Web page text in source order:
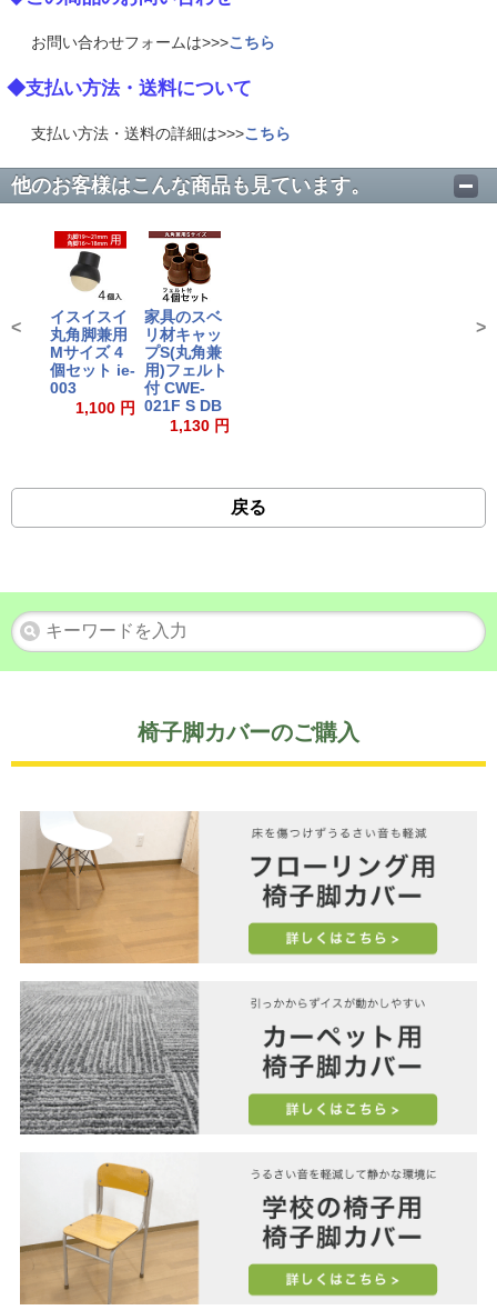
お問い合わせフォームは>>>こちら
◆支払い方法・送料について
支払い方法・送料の詳細は>>>こちら
他のお客様はこんな商品も見ています。
イスイスイ
丸角脚兼用
Mサイズ 4
個セット ie-
003
1,100 円
家具のスベ
リ材キャッ
プS(丸角兼
用)フェルト
付 CWE-
021F S DB
1,130 円
< >
戻る
椅子脚カバーのご購入